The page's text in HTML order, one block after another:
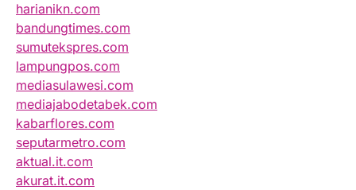
harianikn.com
bandungtimes.com
sumutekspres.com
lampungpos.com
mediasulawesi.com
mediajabodetabek.com
kabarflores.com
seputarmetro.com
aktual.it.com
akurat.it.com